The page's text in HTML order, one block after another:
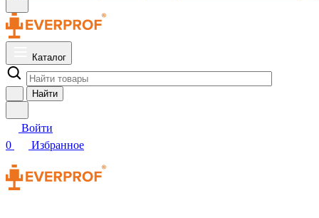
Каталог
Найти
Войти
0
Избранное